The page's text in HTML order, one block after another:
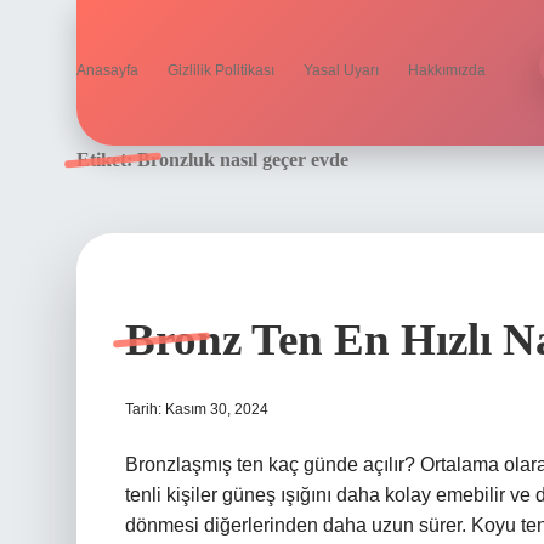
Anasayfa Gizlilik Politikası Yasal Uyarı Hakkımızda
Etiket:Bronzluk nasıl geçer evde
Bronz Ten En Hızlı
Tarih: Kasım 30, 2024
Bronzlaşmış ten kaç günde açılır? Ortalama
tenli kişiler güneş ışığını daha kolay emebilir
dönmesi diğerlerinden daha uzun sürer. Koyu